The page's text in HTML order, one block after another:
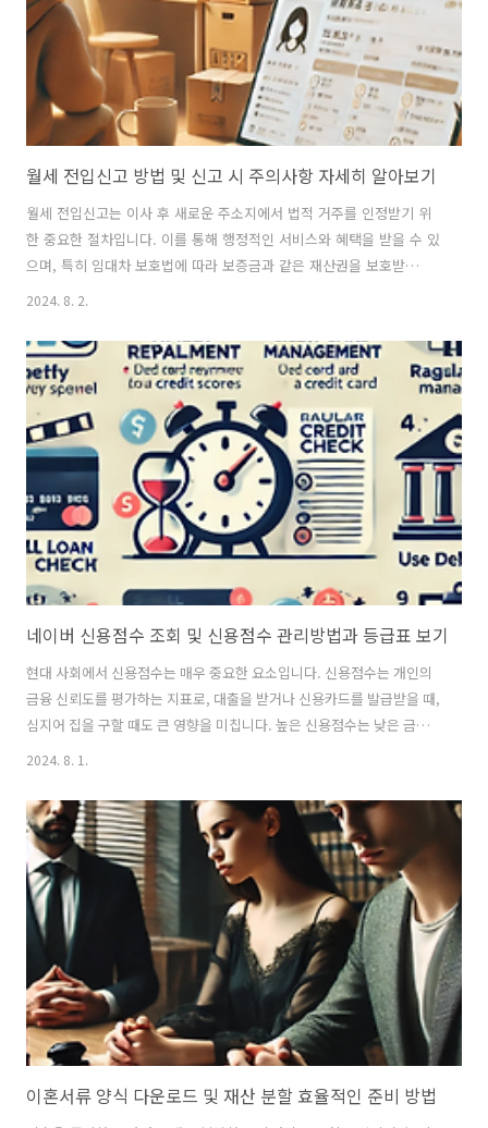
의 인적사항,..
월세 전입신고 방법 및 신고 시 주의사항 자세히 알아보기
월세 전입신고는 이사 후 새로운 주소지에서 법적 거주를 인정받기 위
한 중요한 절차입니다. 이를 통해 행정적인 서비스와 혜택을 받을 수 있
으며, 특히 임대차 보호법에 따라 보증금과 같은 재산권을 보호받
을 수 있습니다. 전입신고는 크게 온라인과 오프라인 두 가지 방법으
리겠습니다. 온라인 월세 전입신고 방법 온라인 전입신고는 정부24 웹사
이트를 통해 진행되며, 시간과 장소의 제약 없이 간편하게 신청할 수 있
는 장점이 있습니다. 이는 특히 바쁜 직장인들이나 거주지와 주민센터가
멀리 떨어져 있는 분들에게 유용합니다. 다음은 온라인 전입신고 절차의
상세 설명입니다.1. 정부24 사이트 접속접속 방법: 먼저 인터넷 브라우
저를 통해 정부24 웹사이트..
2024. 8. 2.
네이버 신용점수 조회 및 신용점수 관리방법과 등급표 보기
현대 사회에서 신용점수는 매우 중요한 요소입니다. 신용점수는 개인의
금융 신뢰도를 평가하는 지표로, 대출을 받거나 신용카드를 발급받을 때,
심지어 집을 구할 때도 큰 영향을 미칩니다. 높은 신용점수는 낮은 금리
로 대출을 받을 수 있는 기회를 제공하며, 금융기관에서 신뢰를 받을 수
이번 글에서는 네이버 신용점수 조회 방법, 신용점수 관리 방법, 그리고
신용점수 등급표에 대해 자세히 알아보겠습니다. 네이버 신용점수 조회
방법 네이버를 통해 신용점수를 조회하는 방법은 매우 간단합니다. 네이
버페이 앱을 통해 NICE(나이스평가정보)와 KCB(코리아크레딧뷰로) 두
신용평가사의 신용점수를 동시에 확인할 수 있습니다. 네이버페이 앱에
서 신용점수..
2024. 8. 1.
이혼서류 양식 다운로드 및 재산 분할 효율적인 준비 방법